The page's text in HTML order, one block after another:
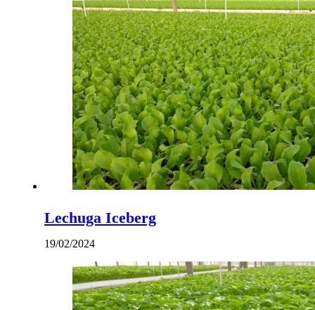
Lechuga Iceberg
19/02/2024